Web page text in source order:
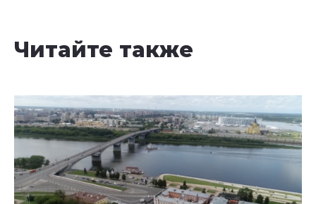
Читайте также